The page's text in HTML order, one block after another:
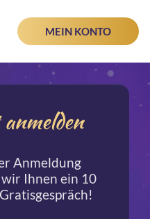
MEIN KONTO
Anmeldung
Ihnen ein 10